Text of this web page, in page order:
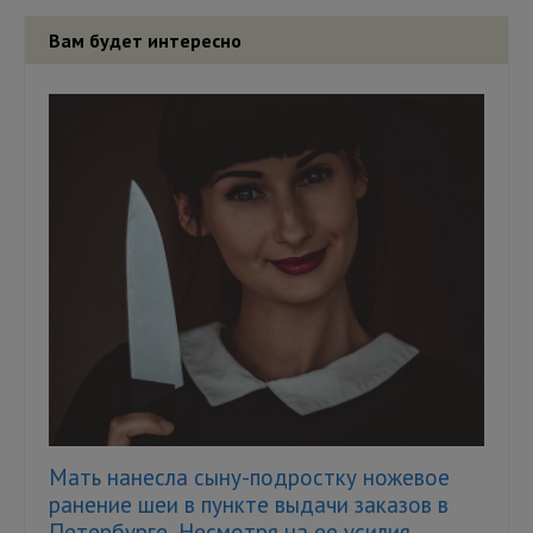
Вам будет интересно
Мать нанесла сыну-подростку ножевое
ранение шеи в пункте выдачи заказов в